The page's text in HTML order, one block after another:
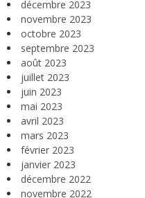
décembre 2023
novembre 2023
octobre 2023
septembre 2023
août 2023
juillet 2023
juin 2023
mai 2023
avril 2023
mars 2023
février 2023
janvier 2023
décembre 2022
novembre 2022